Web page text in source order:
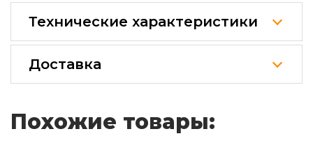
Технические характеристики
Доставка
Похожие товары: